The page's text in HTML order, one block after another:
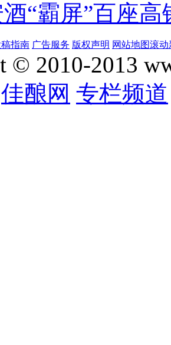
“霸屏”百座
指南 广告服务 版权声明 网站地图滚动
© 2010-2013
佳酿网 专栏频道